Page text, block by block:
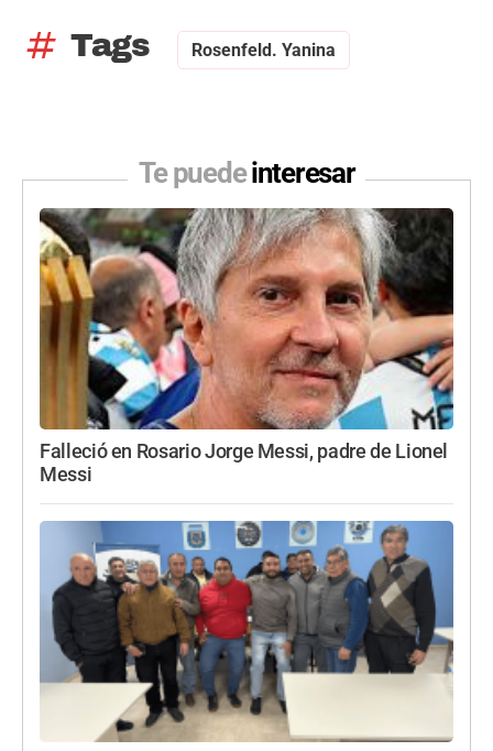
tag Tags Rosenfeld. Yanina
Te puedeinteresar
Falleció en Rosario Jorge Messi, padre de Lionel
Messi